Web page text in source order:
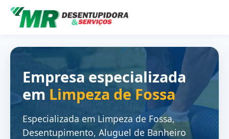
Empresa especializada
em Limpeza de Fossa
Especializada em Limpeza de Fossa,
Desentupimento, Aluguel de Banheiro